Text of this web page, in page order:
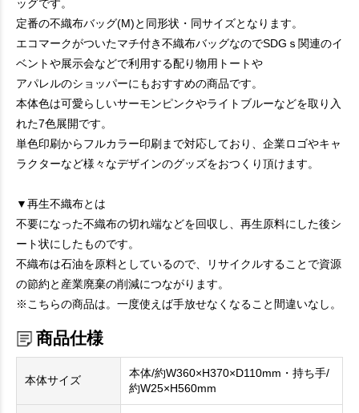
ッグです。
定番の不織布バッグ(M)と同形状・同サイズとなります。
エコマークがついたマチ付き不織布バッグなのでSDGｓ関連のイ
ベントや展示会などで利用する配り物用トートや
アパレルのショッパーにもおすすめの商品です。
本体色は可愛らしいサーモンピンクやライトブルーなどを取り入
れた7色展開です。
単色印刷からフルカラー印刷まで対応しており、企業ロゴやキャ
ラクターなど様々なデザインのグッズをおつくり頂けます。
▼再生不織布とは
不要になった不織布の切れ端などを回収し、再生原料にした後シ
ート状にしたものです。
不織布は石油を原料としているので、リサイクルすることで資源
の節約と産業廃棄の削減につながります。
※こちらの商品は。一度使えば手放せなくなること間違いなし。
商品仕様
本体サイズ
本体/約W360×H370×D110mm・持ち手/
約W25×H560mm